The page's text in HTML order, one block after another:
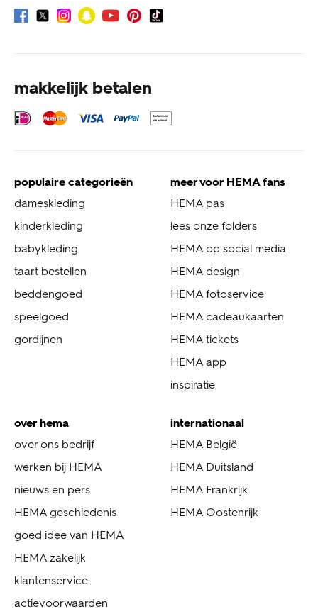
makkelijk betalen
populaire categorieën
dameskleding
kinderkleding
babykleding
taart bestellen
beddengoed
speelgoed
gordijnen
meer voor HEMA fans
HEMA pas
lees onze folders
HEMA op social media
HEMA design
HEMA fotoservice
HEMA cadeaukaarten
HEMA tickets
HEMA app
inspiratie
over hema
over ons bedrijf
werken bij HEMA
nieuws en pers
HEMA geschiedenis
goed idee van HEMA
HEMA zakelijk
klantenservice
actievoorwaarden
internationaal
HEMA België
HEMA Duitsland
HEMA Frankrijk
HEMA Oostenrijk